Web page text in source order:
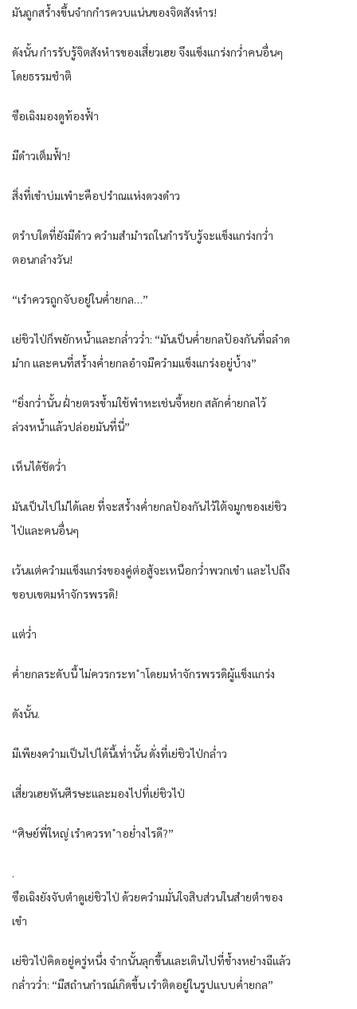
มันถูกสร้ำงขึ้นจำกกำรควบแน่นของจิตสังหำร!
ดังนั้น กำรรับรู้จิตสังหำรของเสี่ยวเฮย จึงแข็งแกร่งกว่ำคนอื่นๆ
โดยธรรมชำติ
ซือเฉิงมองดูท้องฟ้ำ
มีดำวเต็มฟ้ำ!
สิ่งที่เขำบ่มเพำะคือปรำณแห่งดวงดำว
ตรำบใดที่ยังมีดำว ควำมสำมำรถในกำรรับรู้จะแข็งแกร่งกว่ำ
ตอนกลำงวัน!
“เรำควรถูกจับอยู่ในค่ำยกล…”
เย่ชิวไป่ก็พยักหน้ำและกล่ำวว่ำ: “มันเป็นค่ำยกลป้องกันที่ฉลำด
มำก และคนที่สร้ำงค่ำยกลอำจมีควำมแข็งแกร่งอยู่บ้ำง”
“ยิ่งกว่ำนั้น ฝ่ำยตรงข้ำมใช้พำหะเช่นจี้หยก สลักค่ำยกลไว้
ล่วงหน้ำแล้วปล่อยมันที่นี่”
เห็นได้ชัดว่ำ
มันเป็นไปไม่ได้เลย ที่จะสร้ำงค่ำยกลป้องกันไว้ใต้จมูกของเย่ชิว
ไป่และคนอื่นๆ
เว้นแต่ควำมแข็งแกร่งของคู่ต่อสู้จะเหนือกว่ำพวกเขำ และไปถึง
ขอบเขตมหำจักรพรรดิ!
แต่ว่ำ
ค่ำยกลระดับนี้ ไม่ควรกระท ำโดยมหำจักรพรรดิผู้แข็งแกร่ง
ดังนั้น.
มีเพียงควำมเป็นไปได้นี้เท่ำนั้น ดั่งที่เย่ชิวไป่กล่ำว
เสี่ยวเฮยหันศีรษะและมองไปที่เย่ชิวไป่
“ศิษย์พี่ใหญ่ เรำควรท ำอย่ำงไรดี?”
.
ซือเฉิงยังจับตำดูเย่ชิวไป่ ด้วยควำมมั่นใจสิบส่วนในสำยตำของ
เขำ
เย่ชิวไป่คิดอยู่ครู่หนึ่ง จำกนั้นลุกขึ้นและเดินไปที่ข้ำงหยำงฉีแล้ว
กล่ำวว่ำ: “มีสถำนกำรณ์เกิดขี้น เรำติดอยู่ในรูปแบบค่ำยกล”